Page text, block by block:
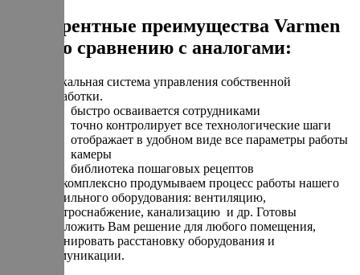
Конкурентные преимущества Varmen
Mini по сравнению с аналогами:
Уникальная система управления собственной
разработки.
быстро осваивается сотрудниками
точно контролирует все технологические шаги
отображает в удобном виде все параметры работы
камеры
библиотека пошаговых рецептов
Мы комплексно продумываем процесс работы нашего
коптильного оборудования: вентиляцию,
электроснабжение, канализацию и др. Готовы
предложить Вам решение для любого помещения,
спланировать расстановку оборудования и
коммуникации.